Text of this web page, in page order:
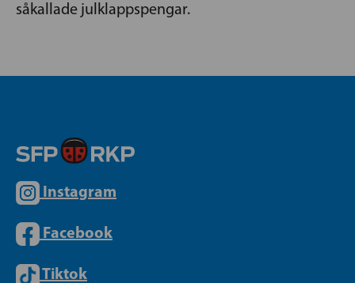
såkallade julklappspengar.
Instagram
Facebook
Tiktok